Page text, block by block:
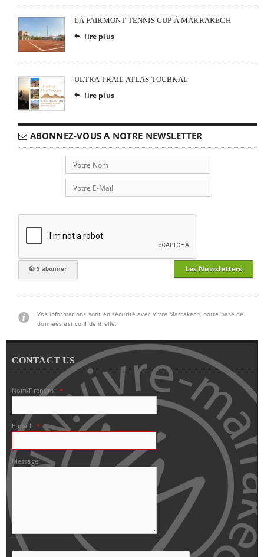
LA FAIRMONT TENNIS CUP À MARRAKECH
 lire plus
ULTRA TRAIL ATLAS TOUBKAL
 lire plus
ABONNEZ-VOUS A NOTRE NEWSLETTER
Les Newsletters
Vos informations sont en sécurité avec Vivre Marrakech, notre base de
données est confidentielle.
CONTACT US
Nom/Prénom: *
E-mail: *
Message: